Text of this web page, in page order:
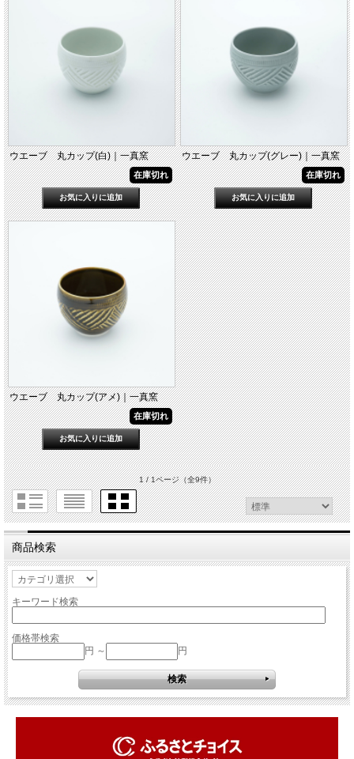
ウエーブ 丸カップ(白)｜一真窯
在庫切れ
ウエーブ 丸カップ(グレー)｜一真窯
在庫切れ
ウエーブ 丸カップ(アメ)｜一真窯
在庫切れ
1 / 1ページ（全9件）
商品検索
キーワード検索
価格帯検索
円 ～
円